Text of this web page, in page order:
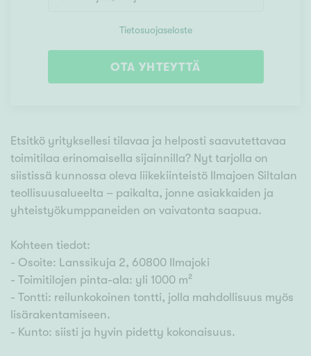
Tietosuojaseloste
OTA YHTEYTTÄ
Etsitkö yrityksellesi tilavaa ja helposti saavutettavaa
toimitilaa erinomaisella sijainnilla? Nyt tarjolla on
siistissä kunnossa oleva liikekiinteistö Ilmajoen Siltalan
teollisuusalueelta – paikalta, jonne asiakkaiden ja
yhteistyökumppaneiden on vaivatonta saapua.
Kohteen tiedot:
- Osoite: Lanssikuja 2, 60800 Ilmajoki
- Toimitilojen pinta-ala: yli 1000 m²
- Tontti: reilunkokoinen tontti, jolla mahdollisuus myös
lisärakentamiseen.
- Kunto: siisti ja hyvin pidetty kokonaisuus.